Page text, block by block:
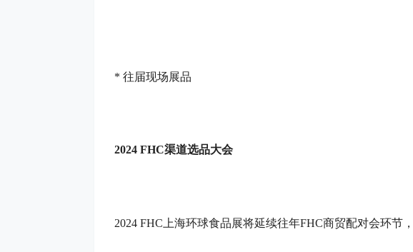
* 往届现场展品
2024 FHC渠道选品大会
2024 FHC上海环球食品展将延续往年FHC商贸配对会环节